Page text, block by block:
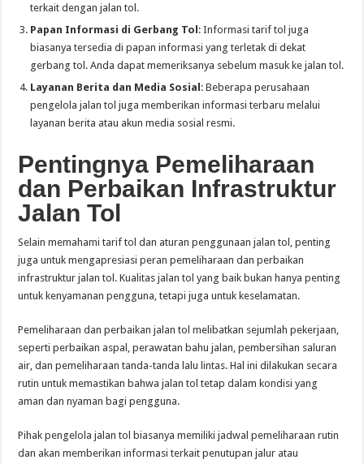
terkait dengan jalan tol.
Papan Informasi di Gerbang Tol : Informasi tarif tol juga
biasanya tersedia di papan informasi yang terletak di dekat
gerbang tol. Anda dapat memeriksanya sebelum masuk ke jalan tol.
Layanan Berita dan Media Sosial : Beberapa perusahaan
pengelola jalan tol juga memberikan informasi terbaru melalui
layanan berita atau akun media sosial resmi.
Pentingnya Pemeliharaan
dan Perbaikan Infrastruktur
Jalan Tol
Selain memahami tarif tol dan aturan penggunaan jalan tol, penting
juga untuk mengapresiasi peran pemeliharaan dan perbaikan
infrastruktur jalan tol. Kualitas jalan tol yang baik bukan hanya penting
untuk kenyamanan pengguna, tetapi juga untuk keselamatan.
Pemeliharaan dan perbaikan jalan tol melibatkan sejumlah pekerjaan,
seperti perbaikan aspal, perawatan bahu jalan, pembersihan saluran
air, dan pemeliharaan tanda-tanda lalu lintas. Hal ini dilakukan secara
rutin untuk memastikan bahwa jalan tol tetap dalam kondisi yang
aman dan nyaman bagi pengguna.
Pihak pengelola jalan tol biasanya memiliki jadwal pemeliharaan rutin
dan akan memberikan informasi terkait penutupan jalur atau